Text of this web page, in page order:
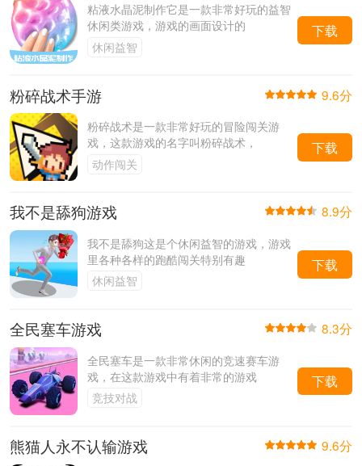
粘液水晶泥制作它是一款非常好玩的益智
休闲类游戏，游戏的画面设计的
休闲益智
下载
9.6分
粉碎战术手游
粉碎战术是一款非常好玩的冒险闯关游
戏，这款游戏的名字叫粉碎战术，
动作闯关
下载
8.9分
我不是舔狗游戏
我不是舔狗这是个休闲益智的游戏，游戏
里各种各样的跑酷闯关特别有趣
休闲益智
下载
8.3分
全民塞车游戏
全民塞车是一款非常休闲的竞速赛车游
戏，在这款游戏中有着非常的游戏
竞技对战
下载
9.6分
熊猫人永不认输游戏